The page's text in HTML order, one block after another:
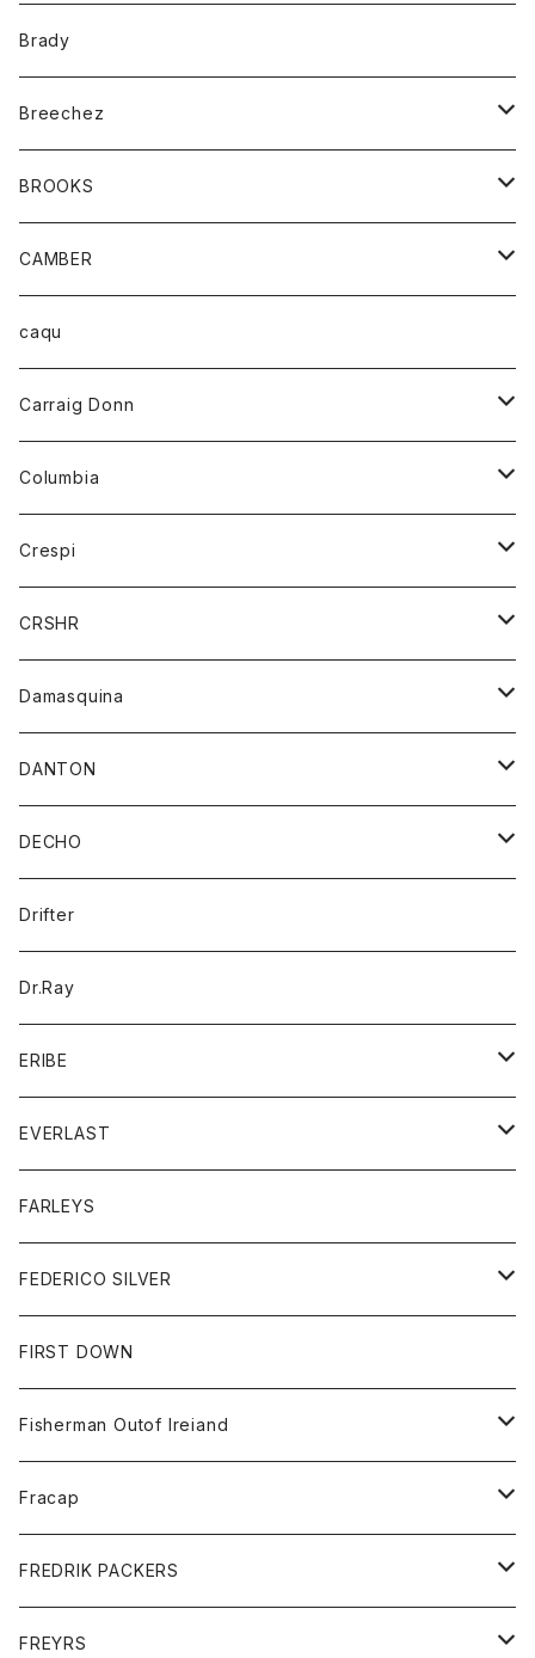
コート
バッグ
ベルト
キッズ
Tシャツ
グッズ
アンダーウェアー
カードホルダー
チーフ
バンダナ
トップス
カーディガン
トレーナー
パーカー
ボトム
オーバーオール
ショートパンツ
レディース
オーバーオール
カーディガン
Tシャツ
パーカー
Brady
Breechez
シャツ
BROOKS
グッズ
靴
CAMBER
トップス
ハーフスリーブTシャツ
caqu
Carraig Donn
ニット
Columbia
アウター
ジャケット
Crespi
ジャケット
ワンピース
ブラウス
CRSHR
キャップ
Damasquina
ウォレット
カードケース
バッグ
DANTON
アウター
コート
ジャケット
アクセサリー
バッグ
キッズ
シャツ
Tシャツ
グッズ
帽子
トップス
シャツ
セーター
ボトム
ショートパンツ
パンツ
レディース
コート
ジャケット
DECHO
帽子
Drifter
Dr.Ray
ERIBE
ニット
EVERLAST
トップス
ジャケット
スエットシャツ
ボトム
スエットパンツ
グッズ
帽子
FARLEYS
FEDERICO SILVER
アクセサリー
FIRST DOWN
Fisherman Outof Ireiand
ニット
Fracap
グッズ
靴
FREDRIK PACKERS
アクセサリー
FREYRS